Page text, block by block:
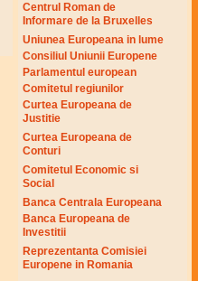
Centrul Roman de
Informare de la Bruxelles
Uniunea Europeana in lume
Consiliul Uniunii Europene
Parlamentul european
Comitetul regiunilor
Curtea Europeana de
Justitie
Curtea Europeana de
Conturi
Comitetul Economic si
Social
Banca Centrala Europeana
Banca Europeana de
Investitii
Reprezentanta Comisiei
Europene in Romania